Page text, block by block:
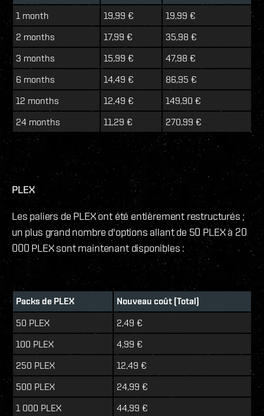
1 month 19,99 €
19,99 €
2 months
17,99 €
35,98 €
3 months
15,99 €
47,98 €
6 months
14,49 €
86,95 €
12 months
12,49 €
149,90 €
24 months
11,29 € 270,99 €
PLEX
Les paliers de PLEX ont été entièrement restructurés ;
un plus grand nombre d'options allant de 50 PLEX à 20
000 PLEX sont maintenant disponibles :
Packs de PLEX Nouveau coût (Total)
50 PLEX
2,49 €
100 PLEX
4,99 €
250 PLEX
12,49 €
500 PLEX
24,99 €
1 000 PLEX
44,99 €